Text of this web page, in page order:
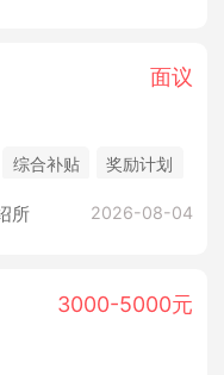
面议
综合补贴
奖励计划
所 2026-08-04
3000-5000元